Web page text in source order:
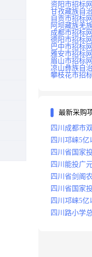
资阳市招标网
甘孜藏族自
自贡市招标网
阿坝藏族羌
成都市招标网
德阳市招标网
巴中市招标网
雅安市招标网
眉山市招标网
凉山彝族自
攀枝花市招
最新采购
四川成都市
生产基地(一
四川邛崃5
四川省国家
四川能投广
四川省剑阁
四川省国家
2008年版
四川邛崃5
四川路小学